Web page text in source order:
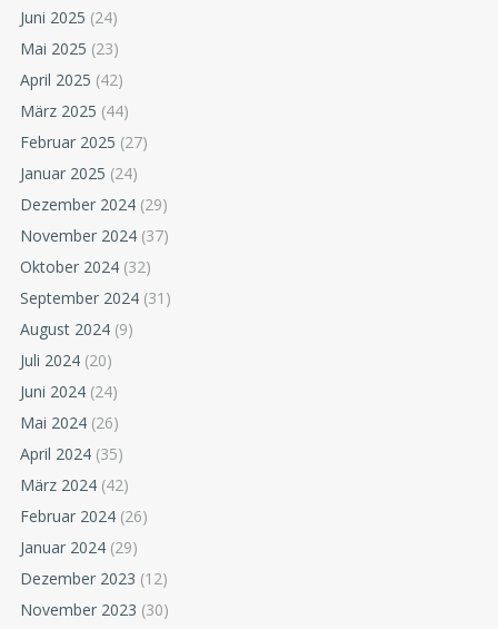
Juni 2025 (24)
Mai 2025 (23)
April 2025 (42)
März 2025 (44)
Februar 2025 (27)
Januar 2025 (24)
Dezember 2024 (29)
November 2024 (37)
Oktober 2024 (32)
September 2024 (31)
August 2024 (9)
Juli 2024 (20)
Juni 2024 (24)
Mai 2024 (26)
April 2024 (35)
März 2024 (42)
Februar 2024 (26)
Januar 2024 (29)
Dezember 2023 (12)
November 2023 (30)